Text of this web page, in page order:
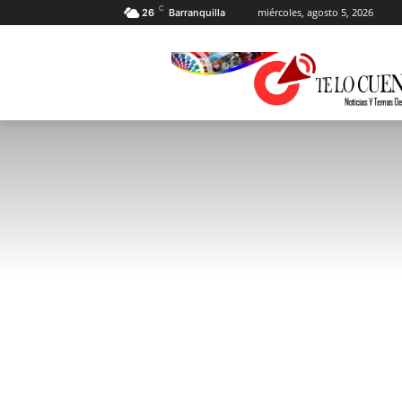
26 C Barranquilla miércoles, agosto 5, 2026